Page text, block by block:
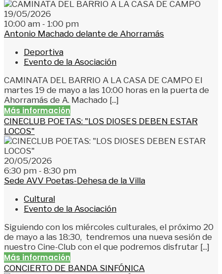
19/05/2026
10:00 am - 1:00 pm
Antonio Machado delante de Ahorramás
Deportiva
Evento de la Asociación
CAMINATA DEL BARRIO A LA CASA DE CAMPO El
martes 19 de mayo a las 10:00 horas en la puerta de
Ahorramás de A. Machado [...]
Más información
CINECLUB POETAS: "LOS DIOSES DEBEN ESTAR
LOCOS"
20/05/2026
6:30 pm - 8:30 pm
Sede AVV Poetas-Dehesa de la Villa
Cultural
Evento de la Asociación
Siguiendo con los miércoles culturales, el próximo 20
de mayo a las 18:30, tendremos una nueva sesión de
nuestro Cine-Club con el que podremos disfrutar [...]
Más información
CONCIERTO DE BANDA SINFÓNICA